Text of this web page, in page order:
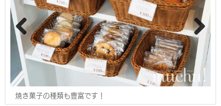
焼き菓子の種類も豊富です！
Pre
viou
Nex
t